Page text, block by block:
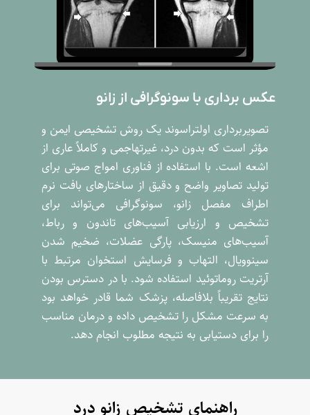
عکس برداری با سونوگرافی از زانو
تصویربرداری اولتراسوند یک روش تشخیصی ایمن و
مؤثر است که بدون درد، غیرتهاجمی و کاملاً عاری از
اشعه است. با استفاده از فناوری امواج صوتی برای
تولید تصاویر واضح و دقیق از ساختارهای بافت نرم
اطراف مفصل زانو، سونوگرافی می‌تواند برای
تشخیص و ارزیابی آسیب‌های تاندون و رباط،
آسیب‌های منیسک، پارگی عضلات، ضخیم شدن
سینوویال، التهاب و فرسایش استخوان مرتبط با
آرتریت روماتوئید استفاده شود. با در دسترس بودن
نتایج تقریباً بلافاصله، پزشک شما قادر خواهد بود
به سرعت مشکل را تشخیص داده و درمان مناسب
را برای دستیابی به نتیجه مطلوب انجام دهد.
راهنمای تشخیص زانو درد